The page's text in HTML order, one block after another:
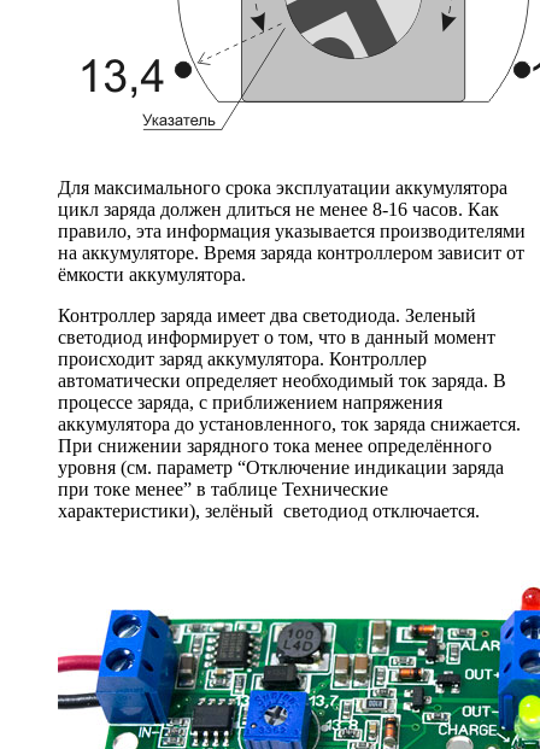
Для максимального срока эксплуатации аккумулятора
цикл заряда должен длиться не менее 8-16 часов. Как
правило, эта информация указывается производителями
на аккумуляторе. Время заряда контроллером зависит от
ёмкости аккумулятора.
Контроллер заряда имеет два светодиода. Зеленый
светодиод информирует о том, что в данный момент
происходит заряд аккумулятора. Контроллер
автоматически определяет необходимый ток заряда. В
процессе заряда, с приближением напряжения
аккумулятора до установленного, ток заряда снижается.
При снижении зарядного тока менее определённого
уровня (см. параметр “Отключение индикации заряда
при токе менее” в таблице Технические
характеристики), зелёный светодиод отключается.